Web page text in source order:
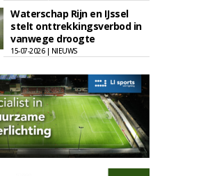
Waterschap Rijn en IJssel
stelt onttrekkingsverbod in
vanwege droogte
15-07-2026 | NIEUWS